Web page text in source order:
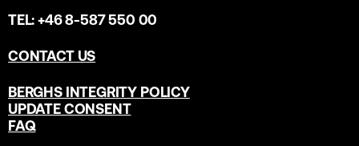
TEL: +46 8-587 550 00
CONTACT US
BERGHS INTEGRITY POLICY
UPDATE CONSENT
FAQ